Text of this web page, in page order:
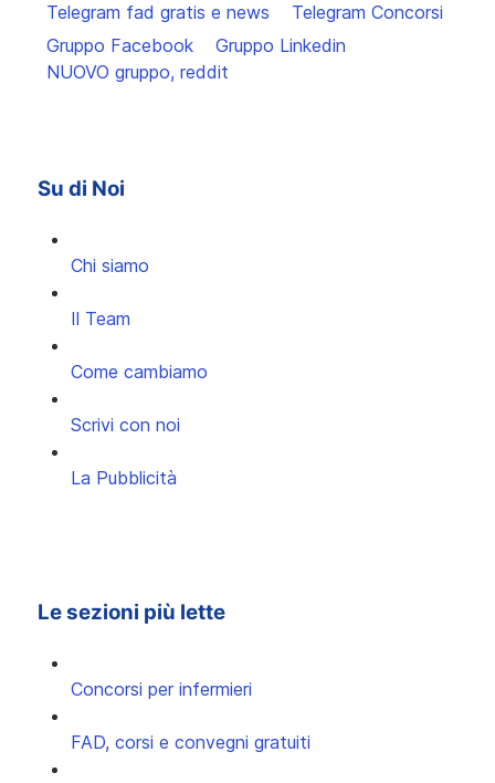
Telegram fad gratis e news
Telegram Concorsi
Gruppo Facebook
Gruppo Linkedin
NUOVO gruppo, reddit
Su di Noi
Chi siamo
Il Team
Come cambiamo
Scrivi con noi
La Pubblicità
Le sezioni più lette
Concorsi per infermieri
FAD, corsi e convegni gratuiti